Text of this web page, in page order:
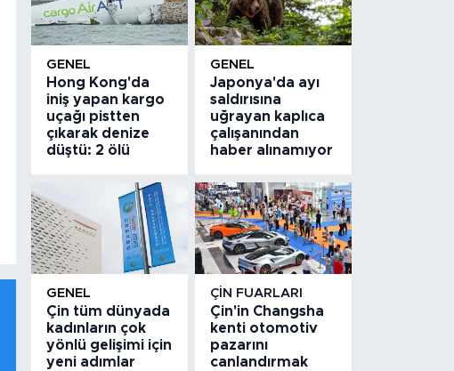
GENEL
Hong Kong'da
iniş yapan kargo
uçağı pistten
çıkarak denize
düştü: 2 ölü
GENEL
Japonya'da ayı
saldırısına
uğrayan kaplıca
çalışanından
haber alınamıyor
GENEL
Çin tüm dünyada
kadınların çok
yönlü gelişimi için
yeni adımlar
ÇIN FUARLARI
Çin'in Changsha
kenti otomotiv
pazarını
canlandırmak